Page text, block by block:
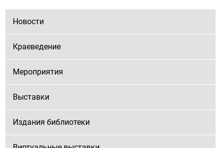
Новости
Краеведение
Мероприятия
Выставки
Издания библиотеки